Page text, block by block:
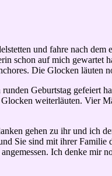
und fahre nach dem
schon auf mich gewartet
Die Glocken läuten
Geburtstag gefeiert
weiterläuten. Vier
gehen zu ihr und ich
Sie sind mit ihrer Familie
Ich denke mir